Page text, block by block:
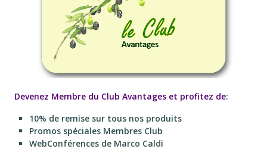
Devenez Membre du Club Avantages et profitez de:
10% de remise sur tous nos produits
Promos spéciales Membres Club
WebConférences de Marco Caldi